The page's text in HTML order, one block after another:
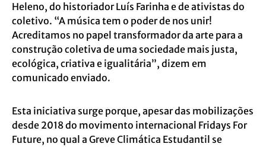
Heleno, do historiador Luís Farinha e de ativistas do
coletivo. “A música tem o poder de nos unir!
Acreditamos no papel transformador da arte para a
construção coletiva de uma sociedade mais justa,
ecológica, criativa e igualitária”, dizem em
comunicado enviado.
Esta iniciativa surge porque, apesar das mobilizações
desde 2018 do movimento internacional Fridays For
Future, no qual a Greve Climática Estudantil se